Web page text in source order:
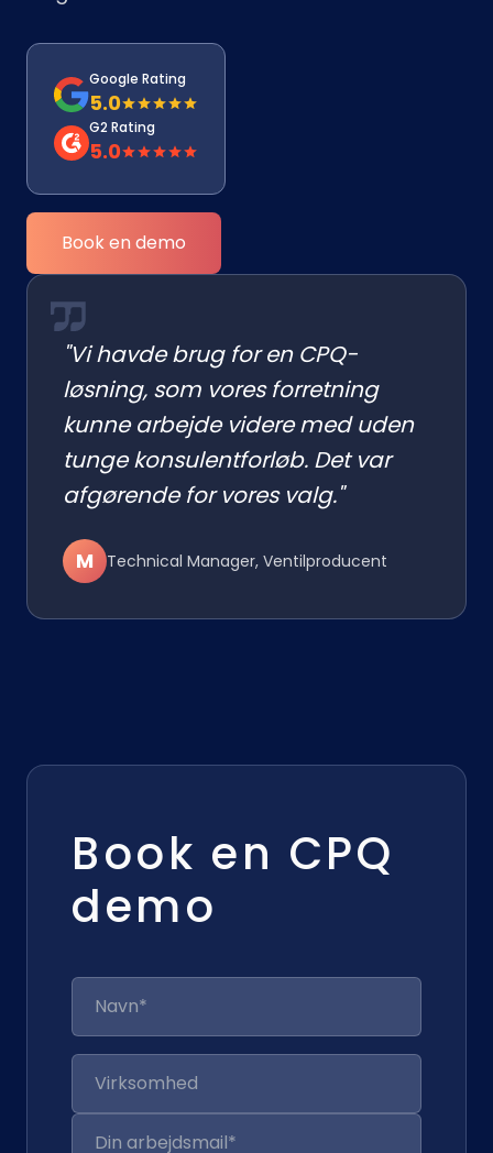
Google Rating
5.0
G2 Rating
5.0
Book en demo
"Vi havde brug for en CPQ-
løsning, som vores forretning
kunne arbejde videre med uden
tunge konsulentforløb. Det var
afgørende for vores valg."
M Technical Manager, Ventilproducent
Book en CPQ
demo